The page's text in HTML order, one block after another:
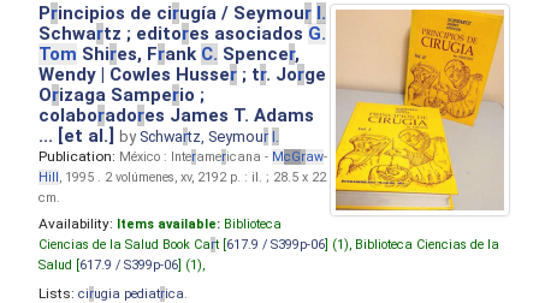
Principios de cirugía / Seymour I.
Schwartz ; editores asociados G.
Tom Shires, Frank C. Spencer,
Wendy | Cowles Husser ; tr. Jorge
Orizaga Samperio ;
colaboradores James T. Adams
... [et al.]by Schwartz, Seymour I.
Publication: México : Interamericana - McGraw-
Hill, 1995 . 2 volúmenes, xv, 2192 p. : il. ; 28.5 x 22
cm.
Availability: Items available: Biblioteca
Ciencias de la Salud Book Cart [ 617.9 / S399p-06 ] (1), Biblioteca Ciencias de la
Salud [ 617.9 / S399p-06 ] (1),
Lists: cirugia pediatrica